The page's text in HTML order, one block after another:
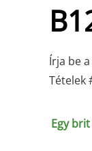
Írja be
Tételek
Egy